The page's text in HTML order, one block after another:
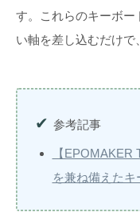
す。これらのキーボー
い軸を差し込むだけで
参考記事
【
を兼ね備えたキ